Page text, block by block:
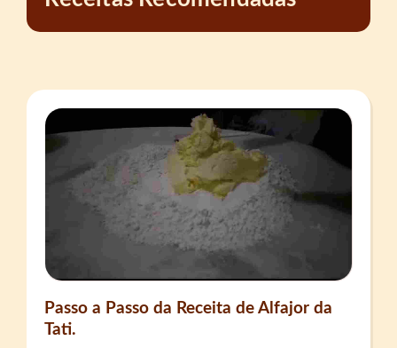
Passo a Passo da Receita de Alfajor da
Tati.